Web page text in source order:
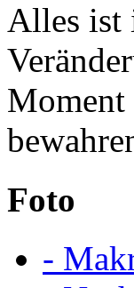
Alles ist
Foto
-